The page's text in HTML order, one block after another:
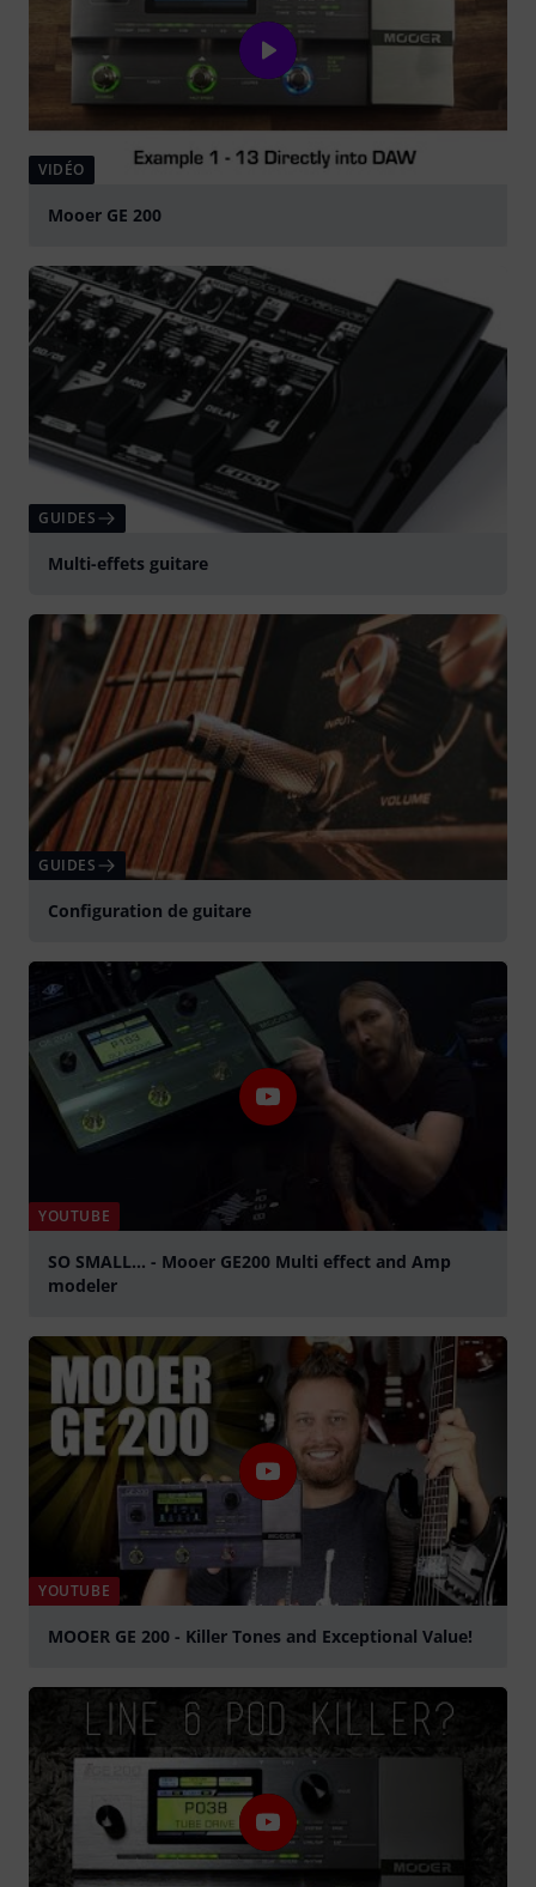
VIDÉO
Mooer GE 200
GUIDES
Multi-effets guitare
GUIDES
Configuration de guitare
YOUTUBE
SO SMALL... - Mooer GE200 Multi effect and Amp
modeler
YOUTUBE
MOOER GE 200 - Killer Tones and Exceptional Value!